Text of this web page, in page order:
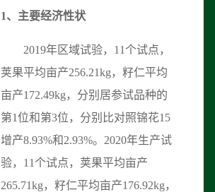
1、 主要经济性状
2019年区域试验，11个试点，
荚果平均亩产256.21kg，籽仁平均
亩产172.49kg，分别居参试品种的
第1位和第3位，分别比对照锦花15
增产8.93%和2.93%。2020年生产试
验，11个试点，荚果平均亩产
265.71kg，籽仁平均亩产176.92kg，